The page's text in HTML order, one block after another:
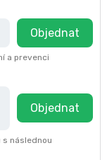
Objednat
a prevenci
Objednat
následnou